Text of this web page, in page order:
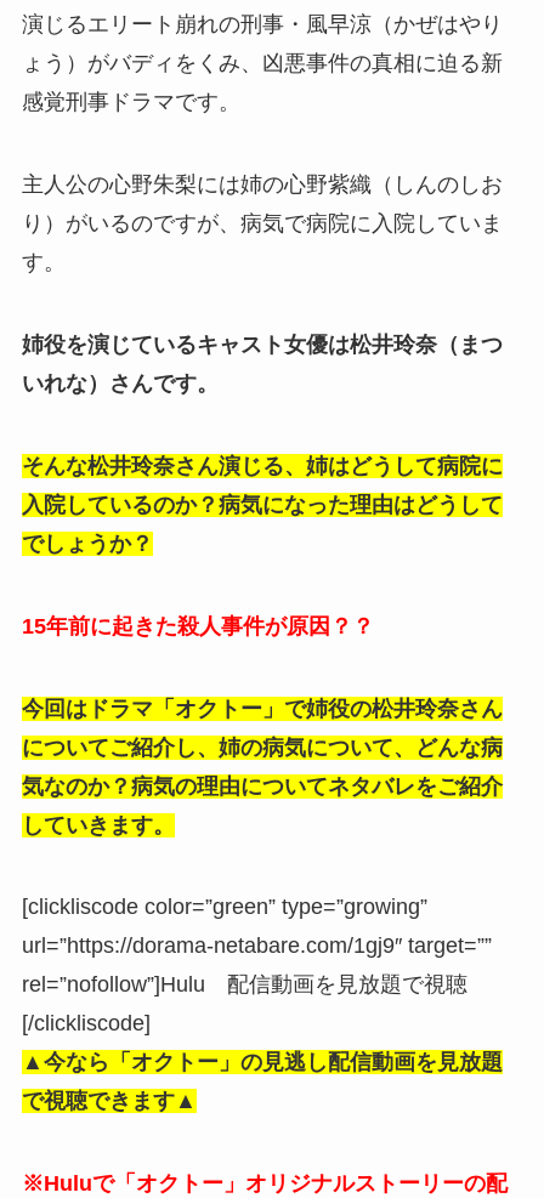
演じるエリート崩れの刑事・風早涼（かぜはやり
ょう）がバディをくみ、凶悪事件の真相に迫る新
感覚刑事ドラマです。
主人公の心野朱梨には姉の心野紫織（しんのしお
り）がいるのですが、病気で病院に入院していま
す。
姉役を演じているキャスト女優は松井玲奈（まつ
いれな）さんです。
そんな松井玲奈さん演じる、姉はどうして病院に
入院しているのか？病気になった理由はどうして
でしょうか？
15年前に起きた殺人事件が原因？？
今回はドラマ「オクトー」で姉役の松井玲奈さん
についてご紹介し、姉の病気について、どんな病
気なのか？病気の理由についてネタバレをご紹介
していきます。
[clickliscode color=”green” type=”growing”
url=”https://dorama-netabare.com/1gj9″ target=””
rel=”nofollow”]Hulu 配信動画を見放題で視聴
[/clickliscode]
▲今なら「オクトー 」 の見逃し配信動画を見放題
で視聴できます▲
※Huluで「オクトー」オリジナルストーリーの配